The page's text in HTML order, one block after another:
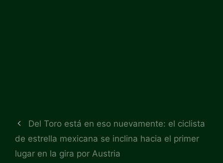
Del Toro está en eso nuevamente: el ciclista
de estrella mexicana se inclina hacia el primer
lugar en la gira por Austria